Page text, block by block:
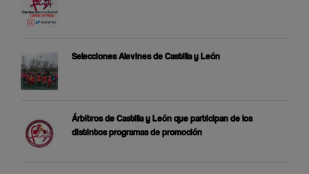
Selecciones Alevines de Castilla y León
Árbitros de Castilla y León que participan de los
distintos programas de promoción